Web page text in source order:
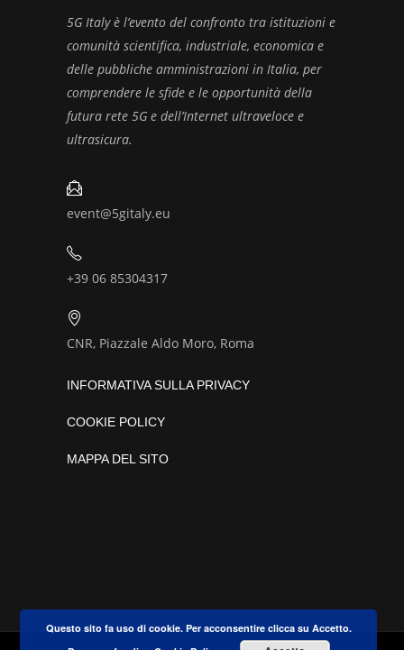
5G Italy è l’evento del confronto tra istituzioni e
comunità scientifica, industriale, economica e
delle pubbliche amministrazioni in Italia, per
comprendere le sfide e le opportunità della
futura rete 5G e dell’Internet ultraveloce e
ultrasicura.
event@5gitaly.eu
+39 06 85304317
CNR, Piazzale Aldo Moro, Roma
INFORMATIVA SULLA PRIVACY
COOKIE POLICY
MAPPA DEL SITO
Questo sito fa uso di cookie. Per acconsentire clicca su Accetto.